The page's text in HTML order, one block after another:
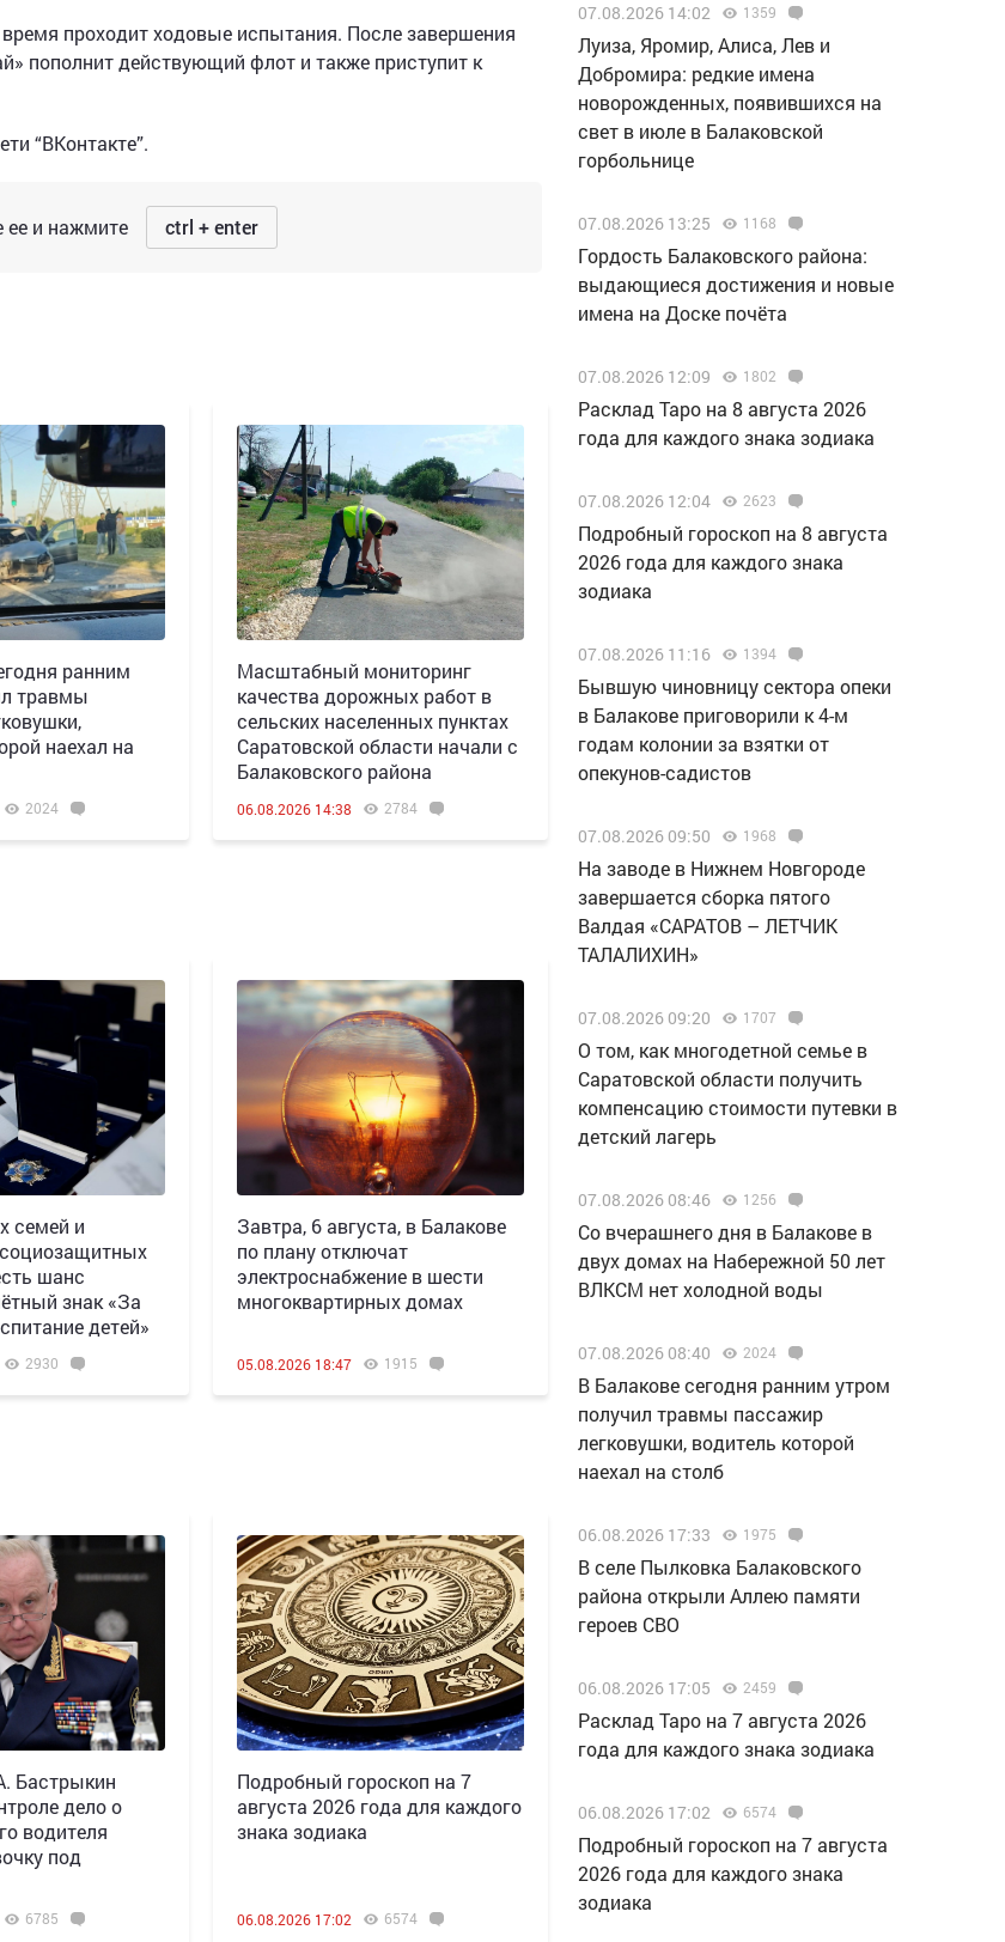
проходит ходовые испытания. После завершения
пополнит действующий флот и также приступит к
“ВКонтакте”.
и нажмите ctrl + enter
ранним
травмы
наехал на
2024
Масштабный мониторинг
качества дорожных работ в
сельских населенных пунктах
Саратовской области начали с
Балаковского района
06.08.2026 14:38 2784
семей и
шанс
знак «За
детей»
2930
Завтра, 6 августа, в Балакове
по плану отключат
электроснабжение в шести
многоквартирных домах
05.08.2026 18:47 1915
Бастрыкин
дело о
водителя
под
6785
Подробный гороскоп на 7
августа 2026 года для каждого
знака зодиака
06.08.2026 17:02 6574
07.08.2026 14:02 1359
Луиза, Яромир, Алиса, Лев и
Добромира: редкие имена
новорожденных, появившихся на
свет в июле в Балаковской
горбольнице
07.08.2026 13:25 1168
Гордость Балаковского района:
выдающиеся достижения и новые
имена на Доске почёта
07.08.2026 12:09 1802
Расклад Таро на 8 августа 2026
года для каждого знака зодиака
07.08.2026 12:04 2623
Подробный гороскоп на 8 августа
2026 года для каждого знака
зодиака
07.08.2026 11:16 1394
Бывшую чиновницу сектора опеки
в Балакове приговорили к 4-м
годам колонии за взятки от
опекунов-садистов
07.08.2026 09:50 1968
Н️а заводе в Нижнем Новгороде
завершается сборка пятого
Валдая «САРАТОВ – ЛЕТЧИК
ТАЛАЛИХИН»
07.08.2026 09:20 1707
О том, как многодетной семье в
Саратовской области получить
компенсацию стоимости путевки в
детский лагерь
07.08.2026 08:46 1256
Со вчерашнего дня в Балакове в
двух домах на Набережной 50 лет
ВЛКСМ нет холодной воды
07.08.2026 08:40 2024
В Балакове сегодня ранним утром
получил травмы пассажир
легковушки, водитель которой
наехал на столб
06.08.2026 17:33 1975
В селе Пылковка Балаковского
района открыли Аллею памяти
героев СВО
06.08.2026 17:05 2459
Расклад Таро на 7 августа 2026
года для каждого знака зодиака
06.08.2026 17:02 6574
Подробный гороскоп на 7 августа
2026 года для каждого знака
зодиака